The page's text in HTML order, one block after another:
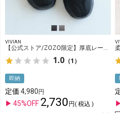
VIVIAN
【公式ストア/ZOZO限定】厚底レースアップメリージェーンスニーカー
1.0 （1）
即納
定価 4,980
45%OFF 2,730 税込